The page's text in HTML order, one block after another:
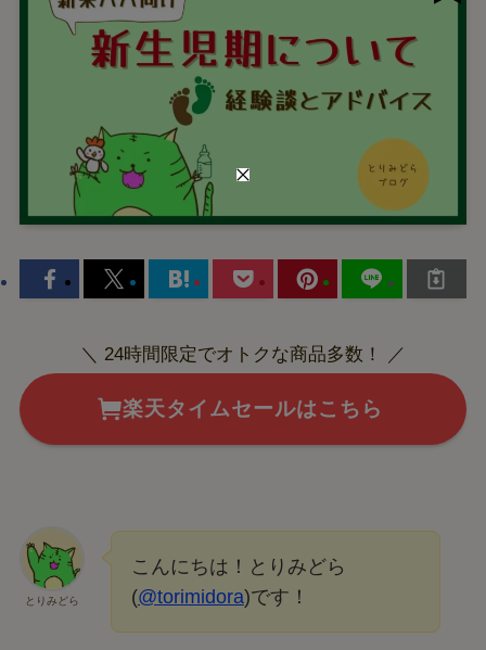
＼ 24時間限定でオトクな商品多数！ ／
楽天タイムセールはこちら
とりみどら
こんにちは！とりみどら
(@torimidora)です！